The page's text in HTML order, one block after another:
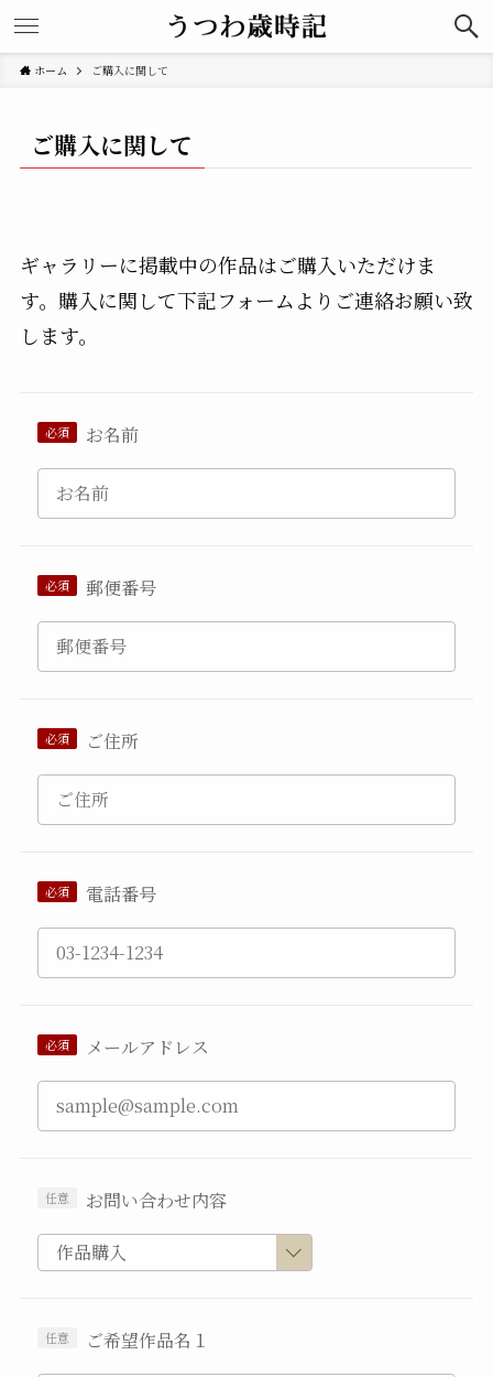
ホーム ご購入に関して
ご購入に関して
ギャラリーに掲載中の作品はご購入いただけま
す。購入に関して下記フォームよりご連絡お願い致
します。
お名前
郵便番号
ご住所
電話番号
メールアドレス
お問い合わせ内容
ご希望作品名１